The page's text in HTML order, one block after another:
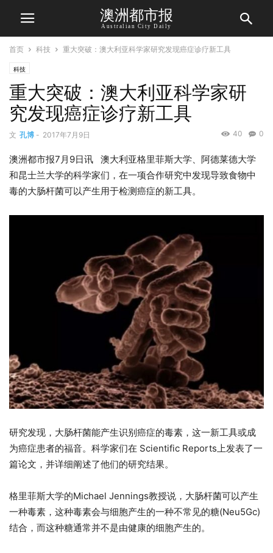
澳洲都市报
Australian City Daily
首页 科技 重大突破：澳大利亚科学家研究发现癌症诊疗新工具
科技
重大突破：澳大利亚科学家研
究发现癌症诊疗新工具
文 孔博 - 2017年7月9日 0
40
澳洲都市报7月9日讯 澳大利亚格里菲斯大学、阿德莱德大学
和昆士兰大学的科学家们，在一项合作研究中发现导致食物中
毒的大肠杆菌可以产生用于检测癌症的新工具。
研究发现，大肠杆菌能产生识别癌症的毒素，这一新工具或成
为癌症患者的福音。科学家们在 Scientific Reports上发表了一
篇论文，并详细阐述了他们的研究结果。
格里菲斯大学的Michael Jennings教授说，大肠杆菌可以产生
一种毒素，这种毒素会与细胞产生的一种不常见的糖(Neu5Gc)
结合，而这种糖通常并不是由健康的细胞产生的。